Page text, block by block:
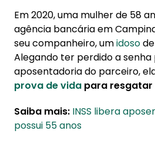
Em 2020, uma mulher de 58
agência bancária em
seu companheiro, umidoso
Alegando ter perdido a
aposentadoria do parceiro,
prova de vida para resgatar
Saiba mais: INSS libera
possui 55 anos